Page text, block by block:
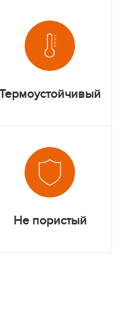
Не пористый